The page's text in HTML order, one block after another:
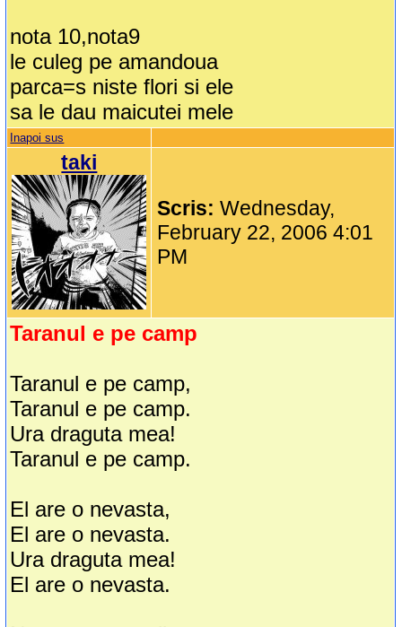
nota 10,nota9
le culeg pe amandoua
parca=s niste flori si ele
sa le dau maicutei mele
Inapoi sus
taki
Scris:Wednesday,
February 22, 2006 4:01
PM
Taranul e pe camp
Taranul e pe camp,
Taranul e pe camp.
Ura draguta mea!
Taranul e pe camp.
El are o nevasta,
El are o nevasta.
Ura draguta mea!
El are o nevasta.